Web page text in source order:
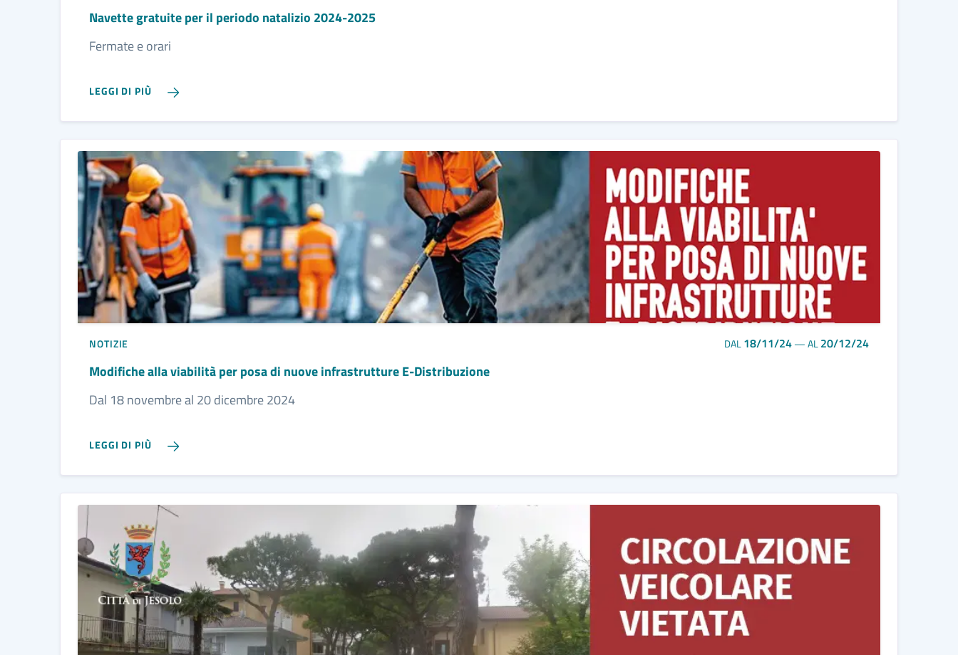
Navette gratuite per il periodo natalizio 2024-2025
Fermate e orari
LEGGI DI PIÙ
NOTIZIE DAL18/11/24—AL20/12/24
Modifiche alla viabilità per posa di nuove infrastrutture E-Distribuzione
Dal 18 novembre al 20 dicembre 2024
LEGGI DI PIÙ